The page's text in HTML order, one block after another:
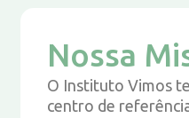
Nossa
O Instituto Vimos
centro de